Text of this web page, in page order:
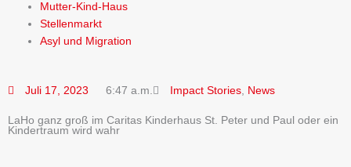
Mutter-Kind-Haus
Stellenmarkt
Asyl und Migration
Juli 17, 2023 6:47 a.m. Impact Stories News
LaHo ganz groß im Caritas Kinderhaus St. Peter und Paul oder ein
Kindertraum wird wahr